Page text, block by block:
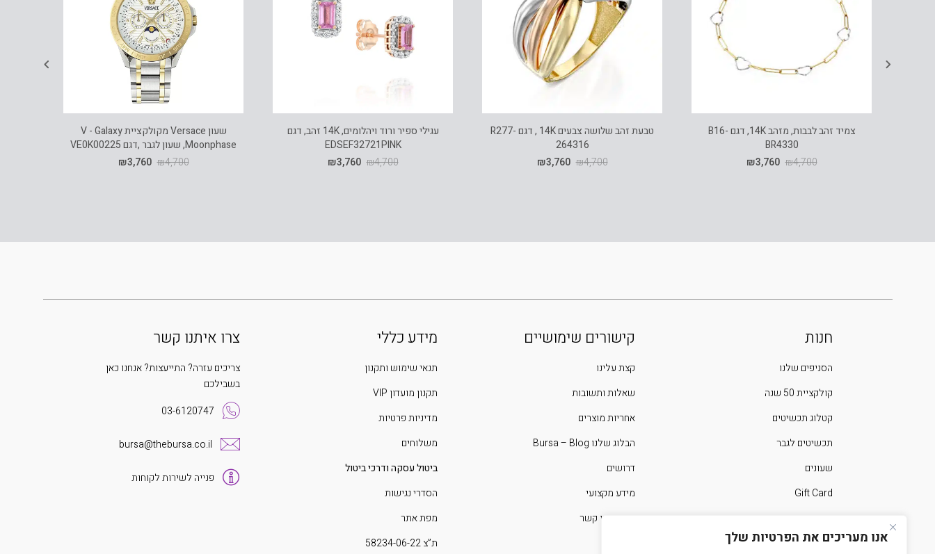
אנו מעריכים את הפרטיות שלך
צמיד זהב לבבות, מזהב 14K, דגם B16-
BR4330
₪4,700
₪3,760
טבעת זהב שלושה צבעים 14K , דגם R277-
264316
₪4,700
₪3,760
עגילי ספיר ורוד ויהלומים, 14K זהב, דגם
EDSEF32721PINK
₪4,700
₪3,760
שעון Versace מקולקציית V - Galaxy
Moonphase, שעון לגבר ,דגם VE0K00225
₪4,700
₪3,760
חנות
הסניפים שלנו
קולקציית 50 שנה
קטלוג תכשיטים
תכשיטים לגבר
שעונים
Gift Card
קישורים שימושיים
קצת עלינו
שאלות ותשובות
אחריות מוצרים
הבלוג שלנו Bursa – Blog
דרושים
מידע מקצועי
צרו איתנו קשר
מידע כללי
תנאי שימוש ותקנון
תקנון מועדון VIP
מדיניות פרטיות
משלוחים
ביטול עסקה ודרכי ביטול
הסדרי נגישות
מפת אתר
ת”צ 58234-06-22
צרו איתנו קשר
צריכים עזרה? התייעצות? אנחנו כאן
בשבילכם
03-6120747
bursa@thebursa.co.il
פנייה לשירות לקוחות